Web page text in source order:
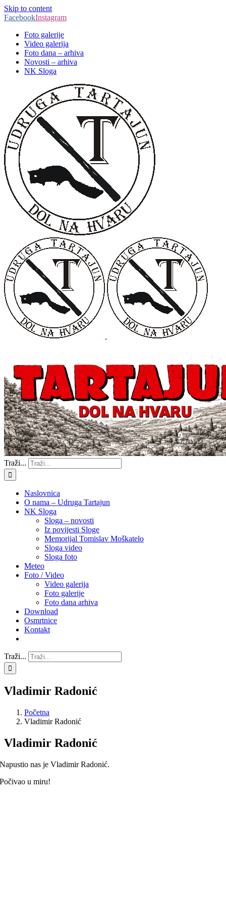
Skip to content
FacebookInstagram
Foto galerije
Video galerija
Foto dana – arhiva
Novosti – arhiva
NK Sloga
Traži...
Naslovnica
O nama – Udruga Tartajun
NK Sloga
Sloga – novosti
Iz povijesti Sloge
Memorijal Tomislav Moškatelo
Sloga video
Sloga foto
Meteo
Foto / Video
Video galerija
Foto galerije
Foto dana arhiva
Download
Osmrtnice
Kontakt
Traži...
Vladimir Radonić
Početna
Vladimir Radonić
Vladimir Radonić
Napustio nas je Vladimir Radonić.
Počivao u miru!